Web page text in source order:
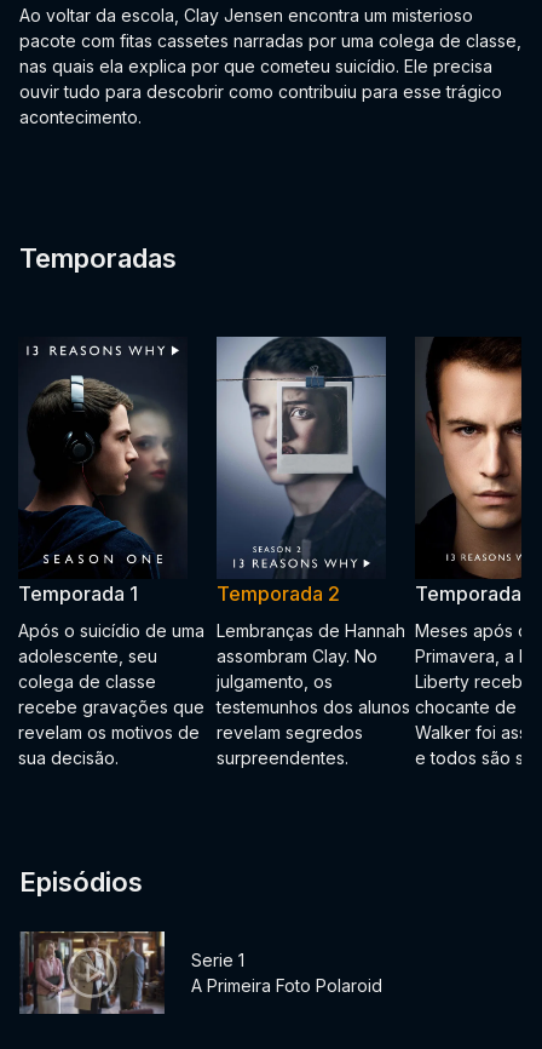
Ao voltar da escola, Clay Jensen encontra um misterioso
pacote com fitas cassetes narradas por uma colega de classe,
nas quais ela explica por que cometeu suicídio. Ele precisa
ouvir tudo para descobrir como contribuiu para esse trágico
acontecimento.
Temporadas
Temporada 1
Após o suicídio de uma
adolescente, seu
colega de classe
recebe gravações que
revelam os motivos de
sua decisão.
Temporada 2
Lembranças de Hannah
assombram Clay. No
julgamento, os
testemunhos dos alunos
revelam segredos
surpreendentes.
Temporada 3
Meses após o
Primavera, a
Liberty recebe
chocante de
Walker foi
e todos são
Episódios
Serie 1
A Primeira Foto Polaroid